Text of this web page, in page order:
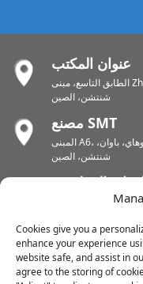
عنوان المكتب
الطابق التاسع، مبنى Zhongyangxigu، 139، طريق Binhe، منطقة فوتيان،
شنتشن، الصين
مصنع SMT
المبنى A6، منطقة تيانروي الصناعية، طريق فويوانيي، شارع فوهاي، باوان،
شنتشن، الصين
المطبوعة
وشى، جيانغسو،
المطبوعة
مقاطعة هويتشينغ،
هويتشو، الصين
Cookies give you a
enhance your experience
website safe, and assist in
agree to the storing of